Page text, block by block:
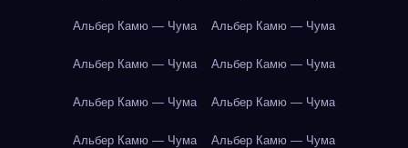
Альбер Камю — Чума Альбер Камю — Чума
Альбер Камю — Чума Альбер Камю — Чума
Альбер Камю — Чума Альбер Камю — Чума
Альбер Камю — Чума Альбер Камю — Чума